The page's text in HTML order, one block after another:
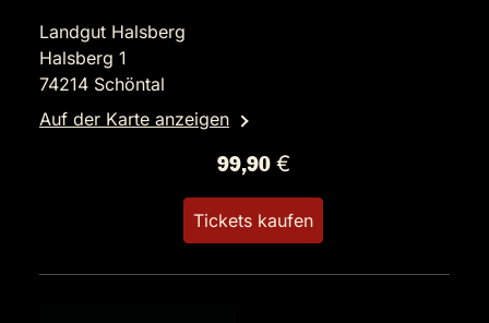
Landgut Halsberg
Halsberg 1
74214 Schöntal
Auf der Karte anzeigen
99,90 €
Tickets kaufen